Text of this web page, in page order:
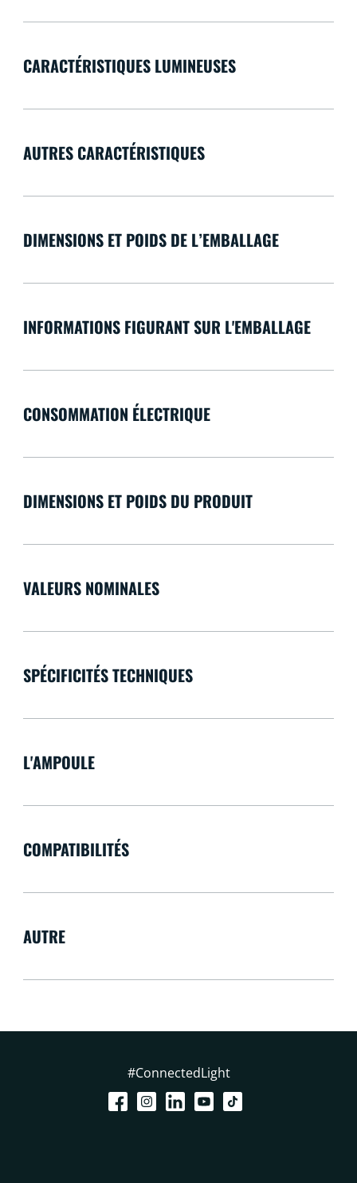
CARACTÉRISTIQUES LUMINEUSES
AUTRES CARACTÉRISTIQUES
DIMENSIONS ET POIDS DE L’EMBALLAGE
INFORMATIONS FIGURANT SUR L'EMBALLAGE
CONSOMMATION ÉLECTRIQUE
DIMENSIONS ET POIDS DU PRODUIT
VALEURS NOMINALES
SPÉCIFICITÉS TECHNIQUES
L'AMPOULE
COMPATIBILITÉS
AUTRE
#ConnectedLight